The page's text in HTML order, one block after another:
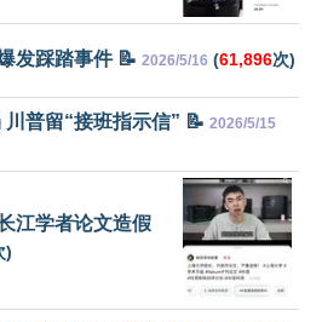
发踩踏事件 📝 2026/5/16 (61,896次)
普留“接班指示信” 📝 2026/5/15
江学者论文造假
)